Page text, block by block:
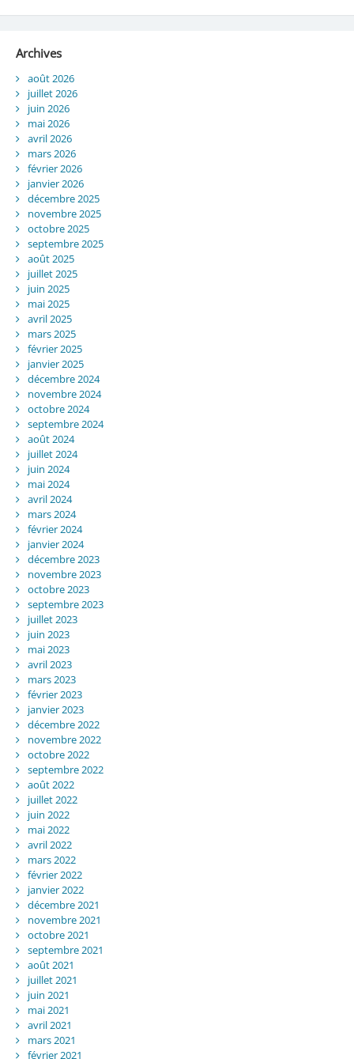
Archives
août 2026
juillet 2026
juin 2026
mai 2026
avril 2026
mars 2026
février 2026
janvier 2026
décembre 2025
novembre 2025
octobre 2025
septembre 2025
août 2025
juillet 2025
juin 2025
mai 2025
avril 2025
mars 2025
février 2025
janvier 2025
décembre 2024
novembre 2024
octobre 2024
septembre 2024
août 2024
juillet 2024
juin 2024
mai 2024
avril 2024
mars 2024
février 2024
janvier 2024
décembre 2023
novembre 2023
octobre 2023
septembre 2023
juillet 2023
juin 2023
mai 2023
avril 2023
mars 2023
février 2023
janvier 2023
décembre 2022
novembre 2022
octobre 2022
septembre 2022
août 2022
juillet 2022
juin 2022
mai 2022
avril 2022
mars 2022
février 2022
janvier 2022
décembre 2021
novembre 2021
octobre 2021
septembre 2021
août 2021
juillet 2021
juin 2021
mai 2021
avril 2021
mars 2021
février 2021